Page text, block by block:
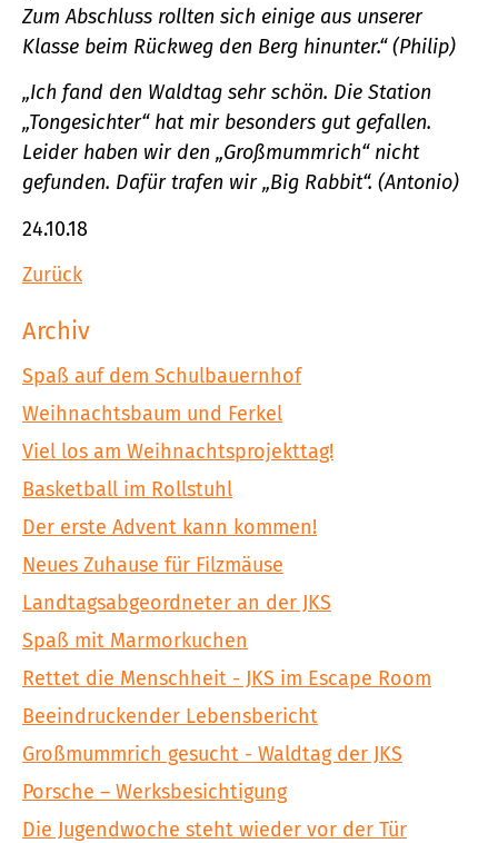
Zum Abschluss rollten sich einige aus unserer
Klasse beim Rückweg den Berg hinunter.“ (Philip)
„Ich fand den Waldtag sehr schön. Die Station
„Tongesichter“ hat mir besonders gut gefallen.
Leider haben wir den „Großmummrich“ nicht
gefunden. Dafür trafen wir „Big Rabbit“. (Antonio)
24.10.18
Zurück
Archiv
Spaß auf dem Schulbauernhof
Weihnachtsbaum und Ferkel
Viel los am Weihnachtsprojekttag!
Basketball im Rollstuhl
Der erste Advent kann kommen!
Neues Zuhause für Filzmäuse
Landtagsabgeordneter an der JKS
Spaß mit Marmorkuchen
Rettet die Menschheit - JKS im Escape Room
Beeindruckender Lebensbericht
Großmummrich gesucht - Waldtag der JKS
Porsche – Werksbesichtigung
Die Jugendwoche steht wieder vor der Tür